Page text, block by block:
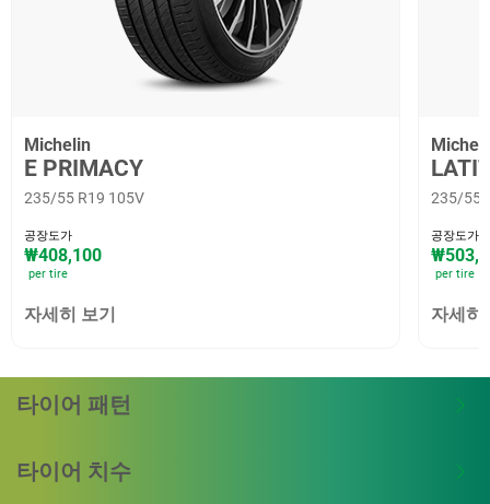
Michelin
E PRIMACY
235/55 R19 105V
공장도가
₩408,100
per tire
자세히 보기
235/55
공장도가
per tire
자세히
타이어 패턴
타이어 치수